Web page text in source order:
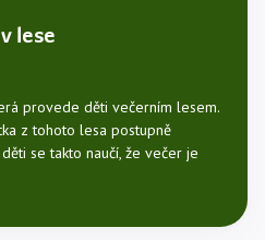
lese
provede děti večerním lesem.
z tohoto lesa postupně
se takto naučí, že večer je